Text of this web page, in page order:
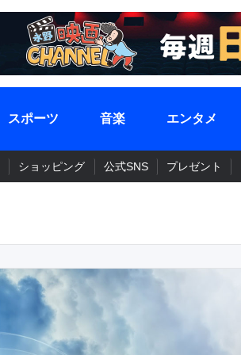
スポーツ 音楽 エンタメ
ショッピング 公式SNS プレゼント